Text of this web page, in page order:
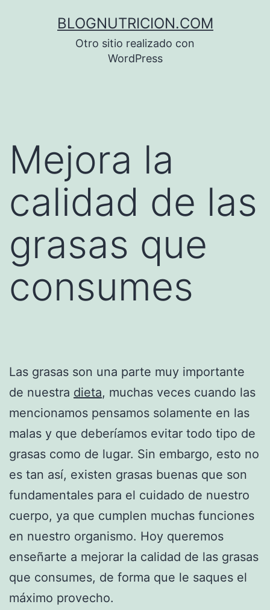
BLOGNUTRICION.COM
Otro sitio realizado con
WordPress
Mejora la
calidad de las
grasas que
consumes
Las grasas son una parte muy importante
de nuestra dieta, muchas veces cuando las
mencionamos pensamos solamente en las
malas y que deberíamos evitar todo tipo de
grasas como de lugar. Sin embargo, esto no
es tan así, existen grasas buenas que son
fundamentales para el cuidado de nuestro
cuerpo, ya que cumplen muchas funciones
en nuestro organismo. Hoy queremos
enseñarte a mejorar la calidad de las grasas
que consumes, de forma que le saques el
máximo provecho.